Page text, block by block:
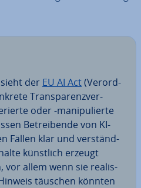
der EU AI Act(Ver­ord­
Trans­pa­renz­ver­
oder -ma­ni­pu­lier­te
Be­trei­ben­de von KI-
Fällen klar und ver­ständ­
künstlich erzeugt
vor allem wenn sie rea­lis­
täuschen könnten